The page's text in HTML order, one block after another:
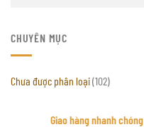
CHUYÊN MỤC
Chưa được phân loại(102)
Giao hàng nhanh chóng